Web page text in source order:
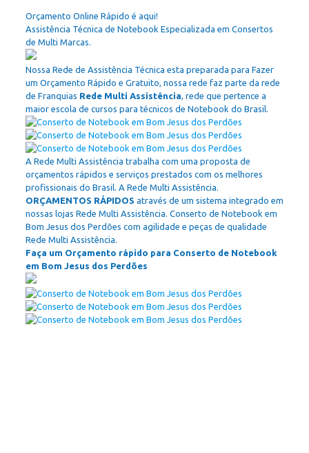
Orçamento Online Rápido é aqui!
Assistência Técnica de Notebook Especializada em Consertos
de Multi Marcas.
Nossa Rede de Assistência Técnica esta preparada para Fazer
um Orçamento Rápido e Gratuito, nossa rede faz parte da rede
de Franquias Rede Multi Assistência, rede que pertence a
maior escola de cursos para técnicos de Notebook do Brasil.
A Rede Multi Assistência trabalha com uma proposta de
orçamentos rápidos e serviços prestados com os melhores
profissionais do Brasil. A Rede Multi Assistência.
ORÇAMENTOS RÁPIDOS através de um sistema integrado em
nossas lojas Rede Multi Assistência. Conserto de Notebook em
Bom Jesus dos Perdões com agilidade e peças de qualidade
Rede Multi Assistência.
Faça um Orçamento rápido para Conserto de Notebook
em Bom Jesus dos Perdões